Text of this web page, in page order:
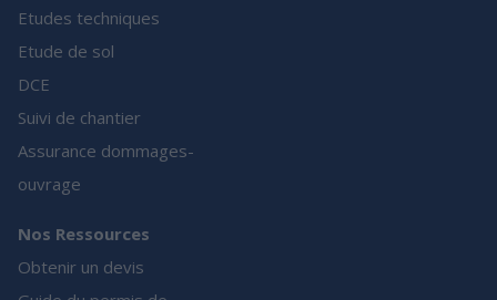
Etudes techniques
Etude de sol
DCE
Suivi de chantier
Assurance dommages-
ouvrage
Nos Ressources
Obtenir un devis